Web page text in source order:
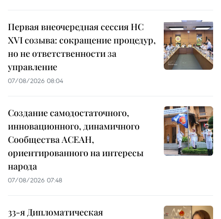
Первая внеочередная сессия НС
XVI созыва: сокращение процедур,
но не ответственности за
управление
07/08/2026 08:04
Создание самодостаточного,
инновационного, динамичного
Сообщества АСЕАН,
ориентированного на интересы
народа
07/08/2026 07:48
33-я Дипломатическая